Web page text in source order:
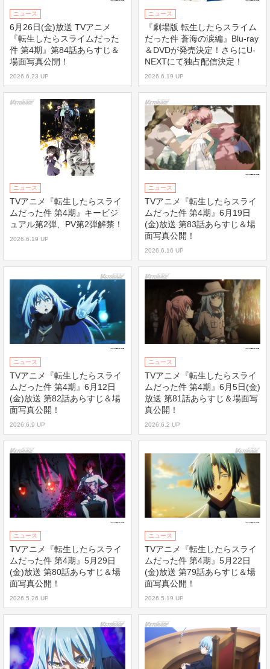
ニュース
6月26日(金)放送 TVアニメ
『転生したらスライムだった
件 第4期』第84話あらすじ＆
場面写真公開！
2026.6.23 UP
ニュース
『劇場版 転生したらスライム
だった件 蒼海の涙編』Blu-ray
＆DVDが発売決定！さらにU-
NEXTにて独占配信決定！
2026.6.19 UP
ニュース
TVアニメ『転生したらスライ
ムだった件 第4期』キービジ
ュアル第2弾、PV第2弾解禁！
2026.6.19 UP
ニュース
TVアニメ『転生したらスライ
ムだった件 第4期』6月19日
(金)放送 第83話あらすじ＆場
面写真公開！
2026.6.16 UP
ニュース
TVアニメ『転生したらスライ
ムだった件 第4期』6月12日
(金)放送 第82話あらすじ＆場
面写真公開！
2026.6.9 UP
ニュース
TVアニメ『転生したらスライ
ムだった件 第4期』6月5日(金)
放送 第81話あらすじ＆場面写
真公開！
2026.6.2 UP
ニュース
TVアニメ『転生したらスライ
ムだった件 第4期』5月29日
(金)放送 第80話あらすじ＆場
面写真公開！
2026.5.26 UP
ニュース
TVアニメ『転生したらスライ
ムだった件 第4期』5月22日
(金)放送 第79話あらすじ＆場
面写真公開！
2026.5.19 UP